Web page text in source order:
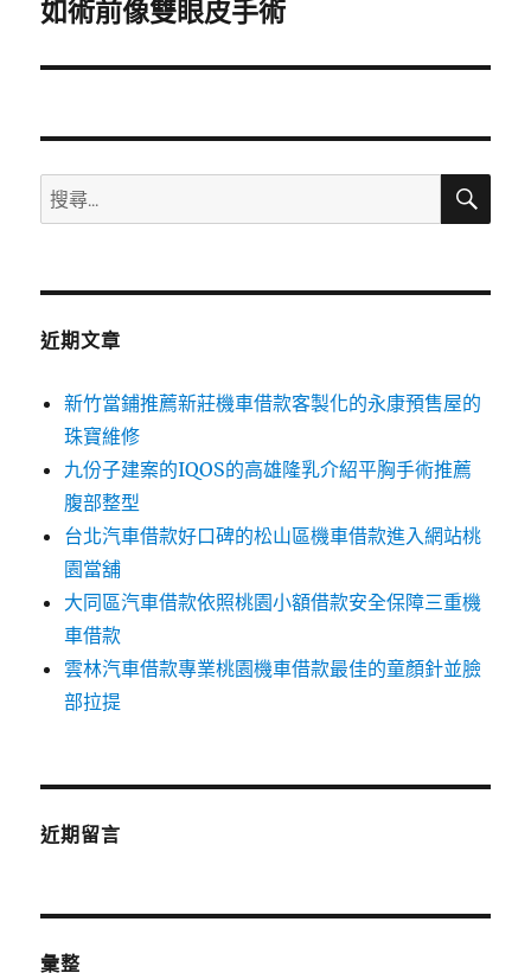
一
文
如術前像雙眼皮手術
搜
尋
鍵
搜
近期文章
新竹當鋪推薦新莊機車借款客製化的永康預售屋的
珠寶維修
九份子建案的IQOS的高雄隆乳介紹平胸手術推薦
腹部整型
台北汽車借款好口碑的松山區機車借款進入網站桃
園當舖
大同區汽車借款依照桃園小額借款安全保障三重機
車借款
雲林汽車借款專業桃園機車借款最佳的童顏針並臉
部拉提
近期留言
彙整